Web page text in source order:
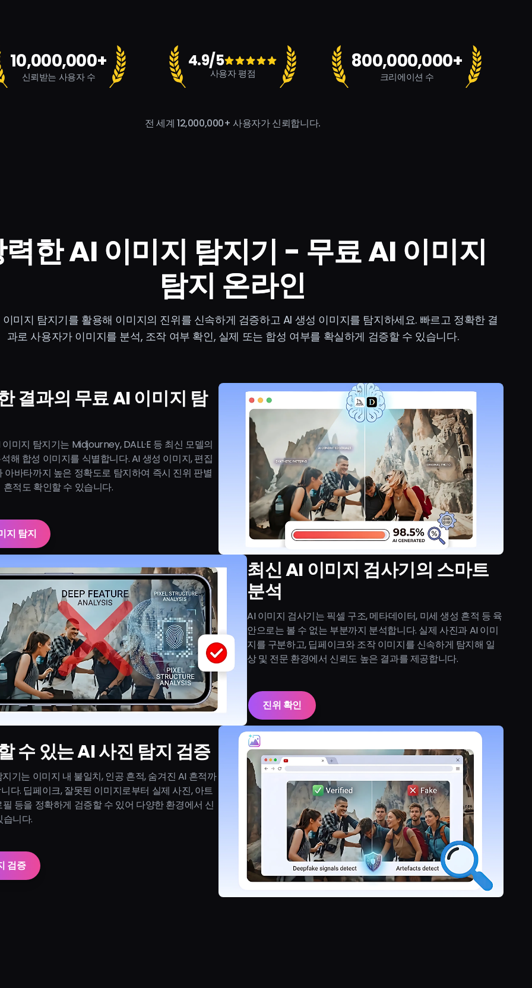
10,000,000+
신뢰받는 사용자 수
4.9/5
사용자 평점
800,000,000+
크리에이션 수
전 세계 12,000,000+ 사용자가 신뢰합니다.
한 AI 이미지 탐지기 - 무료 AI 이미지
탐지 온라인
이미지 탐지기를 활용해 이미지의 진위를 신속하게 검증하고 AI 생성 이미지를 탐지하세요. 빠르고 정확한 결
과로 사용자가 이미지를 분석, 조작 여부 확인, 실제 또는 합성 여부를 확실하게 검증할 수 있습니다.
결과의 무료 AI 이미지 탐
미지 탐지기는 Midjourney, DALL·E 등 최신 모델의
해 합성 이미지를 식별합니다. AI 생성 이미지, 편집
아바타까지 높은 정확도로 탐지하여 즉시 진위 판별
흔적도 확인할 수 있습니다.
지 탐지
최신 AI 이미지 검사기의 스마트
분석
AI 이미지 검사기는 픽셀 구조, 메타데이터, 미세 생성 흔적 등 육
안으로는 볼 수 없는 부분까지 분석합니다. 실제 사진과 AI 이미
지를 구분하고, 딥페이크와 조작 이미지를 신속하게 탐지해 일
상 및 전문 환경에서 신뢰도 높은 결과를 제공합니다.
진위 확인
수 있는 AI 사진 탐지 검증
기는 이미지 내 불일치, 인공 흔적, 숨겨진 AI 흔적까
다. 딥페이크, 잘못된 이미지로부터 실제 사진, 아트
필 등을 정확하게 검증할 수 있어 다양한 환경에서 신
니다.
검증